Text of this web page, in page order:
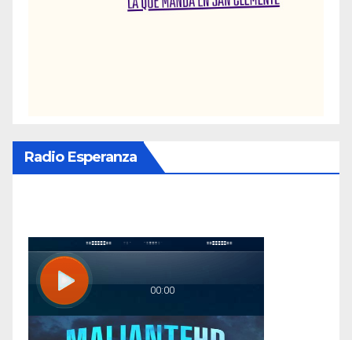
Radio Esperanza